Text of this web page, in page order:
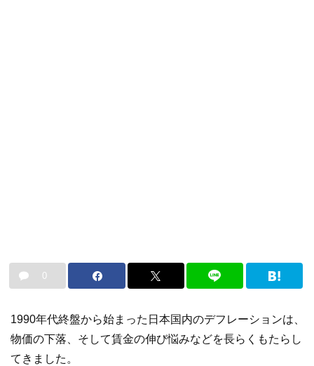
0
1990年代終盤から始まった日本国内のデフレーションは、
物価の下落、そして賃金の伸び悩みなどを長らくもたらし
てきました。